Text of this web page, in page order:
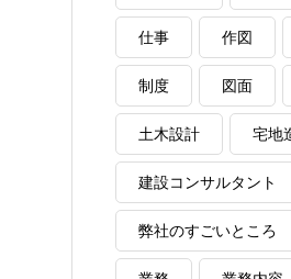
仕事 作図
制度 図面
土木設計 宅地
建設コンサルタント
弊社のすごいところ